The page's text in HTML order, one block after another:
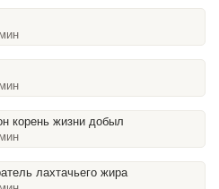
корень жизни добыл
лахтачьего жира